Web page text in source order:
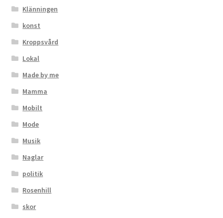
Klänningen
konst
Kroppsvård
Lokal
Made by me
Mamma
Mobilt
Mode
Musik
Naglar
politik
Rosenhill
skor